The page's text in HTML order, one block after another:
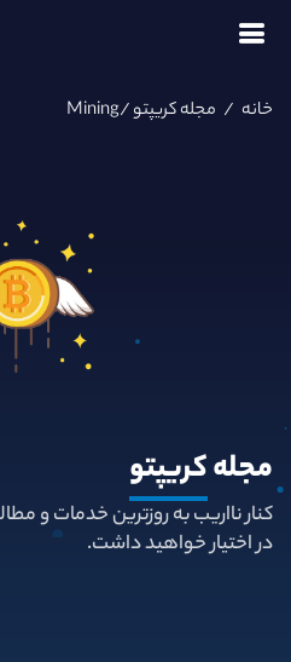
خانه / مجله کریپتو/Mining
مجلهکریپتو
کنار نااریب به روزترین خدمات و
در اختیار خواهید داشت.